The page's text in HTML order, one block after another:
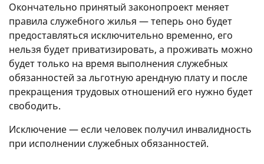
Окончательно принятый законопроект меняет
правила служебного жилья — теперь оно будет
предоставляться исключительно временно, его
нельзя будет приватизировать, а проживать можно
будет только на время выполнения служебных
обязанностей за льготную арендную плату и после
прекращения трудовых отношений его нужно будет
свободить.
Исключение — если человек получил инвалидность
при исполнении служебных обязанностей.